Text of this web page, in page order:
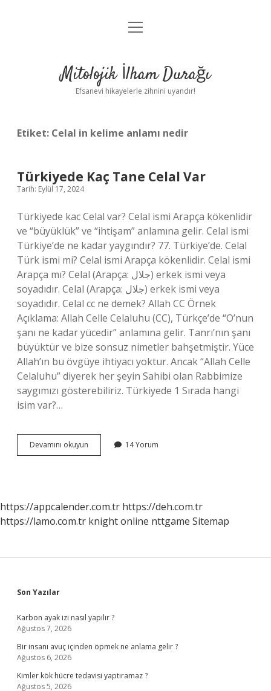
Anasayfa
Yasal Uyarı
menüyü
Mitolojik İlham Durağı
Efsanevi hikayelerle zihnini uyandır!
Etiket: Celal in kelime anlamı nedir
Türkiyede Kaç Tane Celal Var
Tarih: Eylül 17, 2024
Türkiyede kac Celal var? Celal ismi Arapça kökenlidir
ve “büyüklük” ve “ihtişam” anlamına gelir. Celal ismi
Türkiye’de ne kadar yaygındır? 77. Türkiye’de. Celal
Türk ismi mi? Celal ismi Arapça kökenlidir. Celal ismi
Arapça mı? Celal (Arapça: جلال) erkek ismi veya
soyadıdır. Celal (Arapça: جلال) erkek ismi veya
soyadıdır. Celal cc ne demek? Allah CC Örnek
Açıklama: Allah Celle Celaluhu (CC), Türkçe’de “O’nun
şanı ne kadar yücedir” anlamına gelir. Tanrı’nın şanı
büyüktür ve bize sonsuz nimetler bahşetmiştir. Yüce
Allah’ın bu övgüye ihtiyacı yoktur. Ancak “Allah Celle
Celaluhu” diyerek her şeyin Sahibi olan Rabbimize
saygımızı gösterebiliriz. Türkiyede 1 Sırada hangi
isim var?…
Devamını okuyun Türkiyede
Kaç
14 Yorum
https://appcalender.com.tr https://deh.com.tr
https://lamo.com.tr knight online nttgame Sitemap
Sidebar
Son Yazılar
Karbon ayak izi nasıl yapılır ?
Ağustos 7, 2026
Bir insanı avuç içinden öpmek ne anlama gelir ?
Ağustos 6, 2026
Kimler kök hücre tedavisi yaptıramaz ?
Ağustos 5, 2026